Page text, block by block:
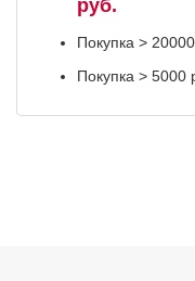
руб.
Покупка >
Покупка > 5000